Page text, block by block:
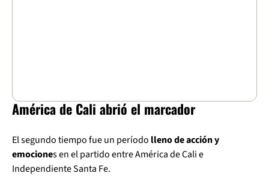
América de Cali abrió el marcador
El segundo tiempo fue un período lleno de acción y
emociones en el partido entre América de Cali e
Independiente Santa Fe.